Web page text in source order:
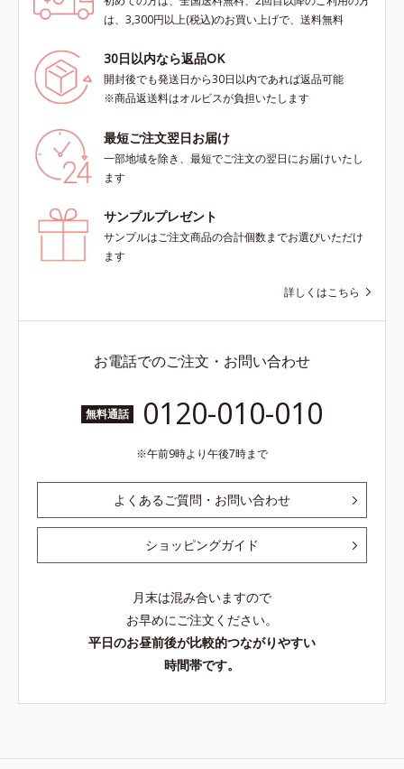
は、3,300円以上(税込)のお買い上げで、送料無料
30日以内なら返品OK
開封後でも発送日から30日以内であれば返品可能
※商品返送料はオルビスが負担いたします
最短ご注文翌日お届け
一部地域を除き、最短でご注文の翌日にお届けいたし
ます
サンプルプレゼント
サンプルはご注文商品の合計個数までお選びいただけ
ます
詳しくはこちら
お電話でのご注文・お問い合わせ
無料通話 0120-010-010
午前9時より午後7時まで
よくあるご質問・お問い合わせ
ショッピングガイド
月末は混み合いますので
お早めにご注文ください。
平日のお昼前後が比較的つながりやすい
時間帯です。